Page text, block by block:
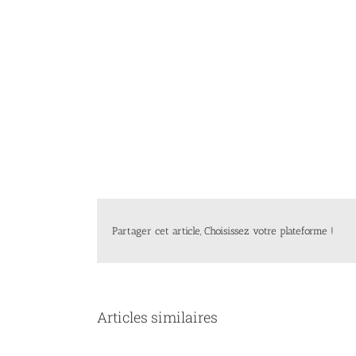
Partager cet article, Choisissez votre plateforme !
Articles similaires